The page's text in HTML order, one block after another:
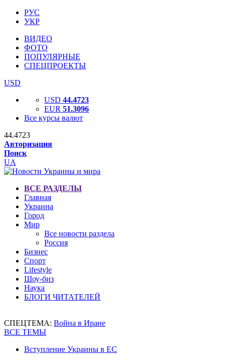
РУС
УКР
ВИДЕО
ФОТО
ПОПУЛЯРНЫЕ
СПЕЦПРОЕКТЫ
USD
USD 44.4723
EUR 51.3096
Все курсы валют
44.4723
Авторизация
Поиск
UA
ВСЕ РАЗДЕЛЫ
Главная
Украина
Город
Мир
Все новости раздела
Россия
Бизнес
Спорт
Lifestyle
Шоу-биз
Наука
БЛОГИ ЧИТАТЕЛЕЙ
СПЕЦТЕМА: Война в Иране
ВСЕ ТЕМЫ
Вступление Украины в ЕС